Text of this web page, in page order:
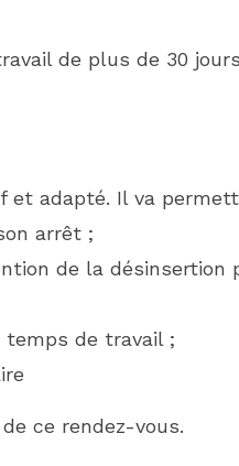
de plus de 30
et adapté. Il va
arrêt ;
de la désinsertion
temps de travail ;
ce rendez-vous.